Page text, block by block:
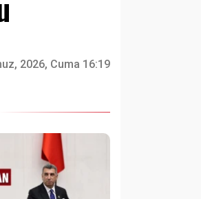
2026, Cuma 16:19